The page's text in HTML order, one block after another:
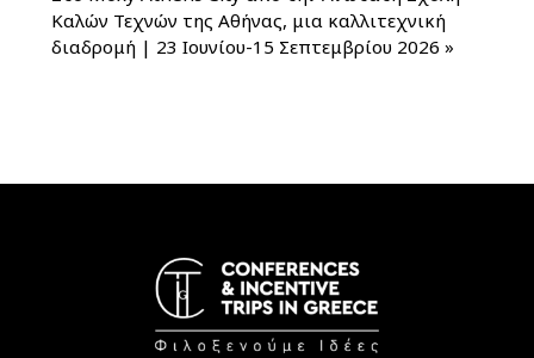
Καλών Τεχνών της Αθήνας, μια καλλιτεχνική
διαδρομή | 23 Ιουνίου-15 Σεπτεμβρίου 2026 »